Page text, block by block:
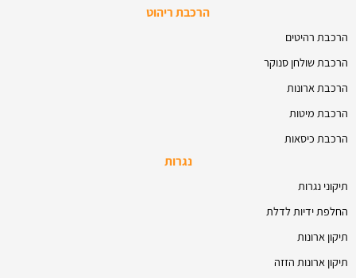
הרכבת ריהוט
הרכבת רהיטים
הרכבת שולחן סנוקר
הרכבת ארונות
הרכבת מיטות
הרכבת כיסאות
נגרות
תיקוני נגרות
החלפת ידיות לדלת
תיקון ארונות
תיקון ארונות הזזה